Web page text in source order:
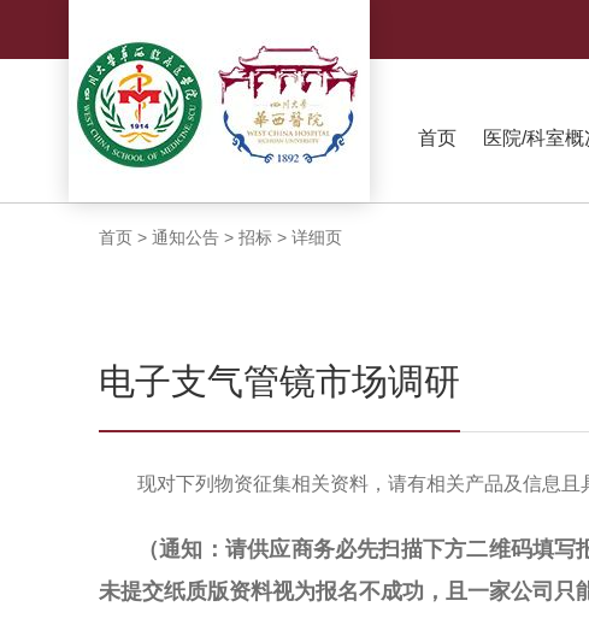
首页 医院/科室概
首页 > 通知公告 > 招标 > 详细页
电子支气管镜市场调研
现对下列物资征集相关资料，请有相关产品及信息且
（通知：请供应商务必先扫描下方二维码填
未提交纸质版资料视为报名不成功， 且一家公司只